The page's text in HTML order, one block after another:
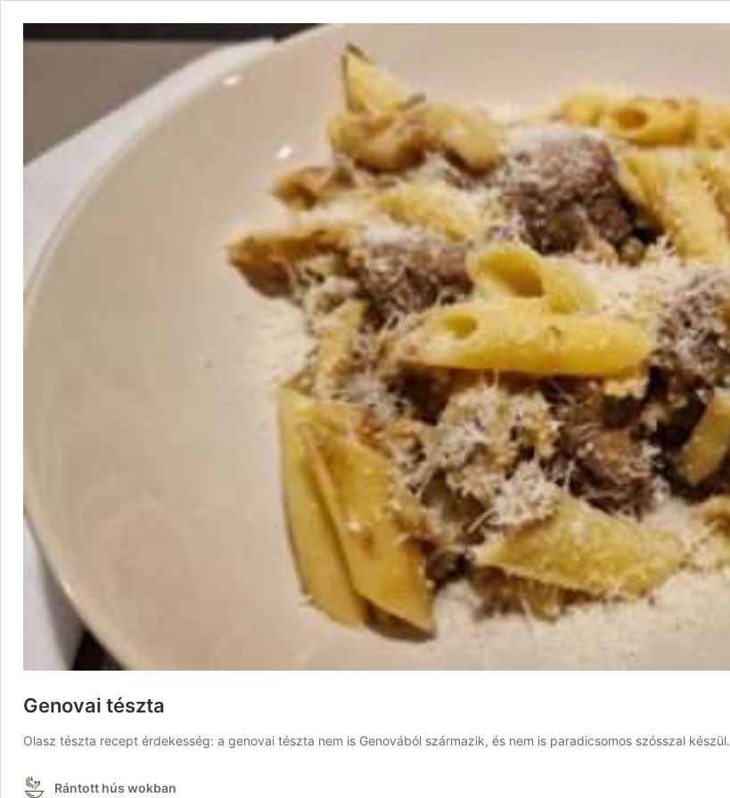
Genovai tészta
Olasz tészta recept érdekesség: a genovai tészta nem is Genovából származik, és nem is paradicsomos szósszal készül.
Rántott hús wokban